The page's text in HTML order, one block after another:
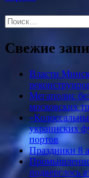
Найти:
Свежие
Власти
Мегаполис
московских
украинских
портов
Праздники 8
подверглось